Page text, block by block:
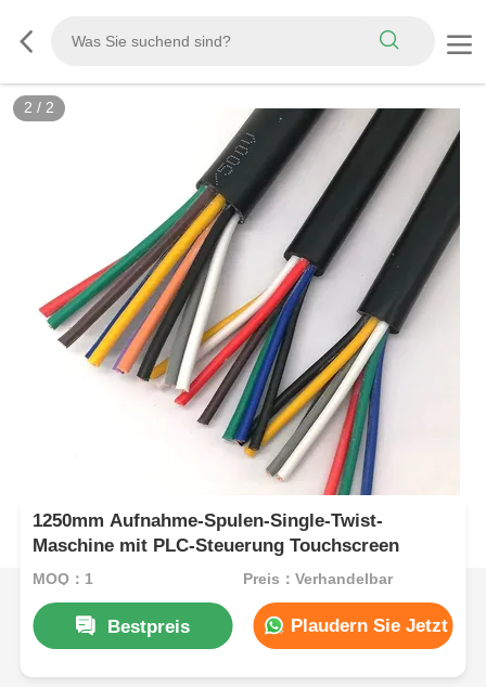
2 / 2
1250mm Aufnahme-Spulen-Single-Twist-
Maschine mit PLC-Steuerung Touchscreen
MOQ：1 Preis：Verhandelbar
Bestpreis Plaudern Sie Jetzt